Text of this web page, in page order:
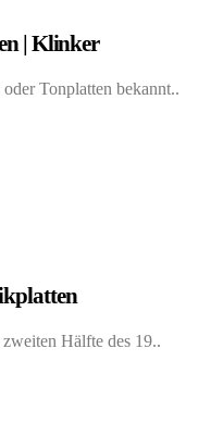
| Klinker
Tonplatten bekannt..
Hälfte des 19..